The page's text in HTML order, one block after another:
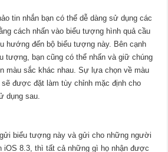
tin nhắn bạn có thể dễ dàng sử dụng các
cách nhấn vào biểu tượng hình quả cầu
hướng đến bộ biểu tượng này. Bên cạnh
tượng, bạn cũng có thể nhấn và giữ chúng
màu sắc khác nhau. Sự lựa chọn về màu
được đặt làm tùy chỉnh mặc định cho
dụng sau.
biểu tượng này và gửi cho những người
iOS 8.3, thì tất cả những gì họ nhận được